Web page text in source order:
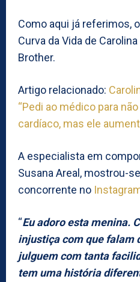
Como aqui já referimos,
Curva da Vida de
Brother.
Artigo relacionado:
“Pedi ao médico para
cardíaco, mas ele
A especialista em
Susana Areal, mostrou-
concorrente no
“Eu adoro esta menina.
injustiça com que falam
julguem com tanta
tem uma história